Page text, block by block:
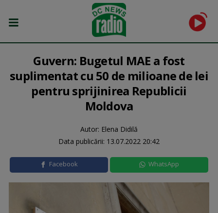
Guvern: Bugetul MAE a fost
suplimentat cu 50 de milioane de lei
pentru sprijinirea Republicii
Moldova
Autor: Elena Didilă
Data publicării: 13.07.2022 20:42
Facebook WhatsApp